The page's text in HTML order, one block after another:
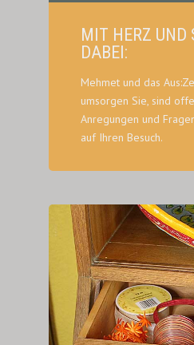
MIT HERZ UND
DABEI:
Mehmet und das
umsorgen Sie, sind
Anregungen und
auf Ihren Besuch.